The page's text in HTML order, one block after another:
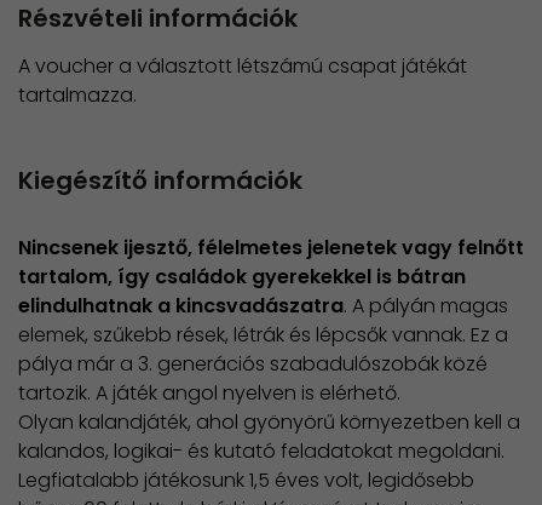
Részvételi információk
A voucher a választott létszámú csapat játékát
tartalmazza.
Kiegészítő információk
Nincsenek ijesztő, félelmetes jelenetek vagy felnőtt
tartalom, így családok gyerekekkel is bátran
elindulhatnak a kincsvadászatra. A pályán magas
elemek, szűkebb rések, létrák és lépcsők vannak. Ez a
pálya már a 3. generációs szabadulószobák közé
tartozik. A játék angol nyelven is elérhető.
Olyan kalandjáték, ahol gyönyörű környezetben kell a
kalandos, logikai- és kutató feladatokat megoldani.
Legfiatalabb játékosunk 1,5 éves volt, legidősebb